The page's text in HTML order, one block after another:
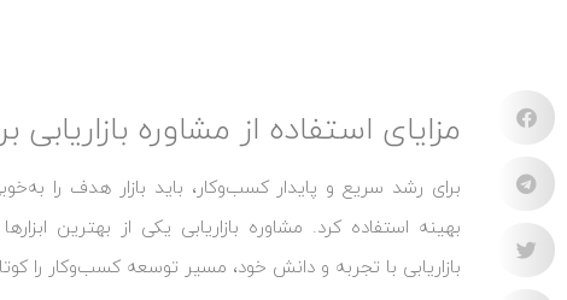
مزایای استفاده از مشاوره
برای رشد سریع و پایدار کسب‌وکار، باید بازار هدف را
بهینه استفاده کرد. مشاوره بازاریابی یکی از بهترین
بازاریابی با تجربه و دانش خود، مسیر توسعه کسب‌وکار را